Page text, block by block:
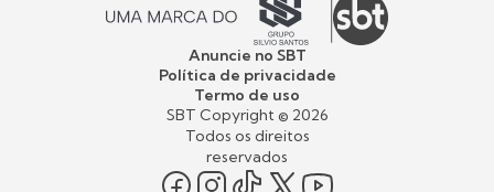
Anuncie no SBT
Política de privacidade
Termo de uso
SBT Copyright © 2026
Todos os direitos
reservados